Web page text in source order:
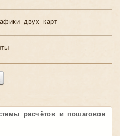
двух карт
расчётов и пошаговое